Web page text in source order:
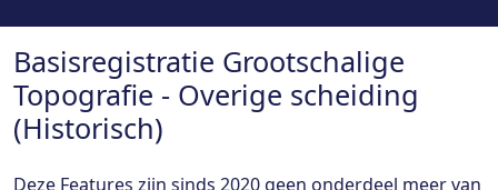
Basisregistratie Grootschalige
Topografie - Overige scheiding
(Historisch)
Deze Features zijn sinds 2020 geen onderdeel meer van